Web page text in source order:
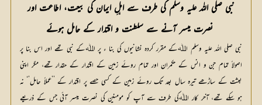
نبی صلی اللہ علیہ وسلم کی طرف سے اہلِ ایمان کی بیعت، اطاعت اور
نبی صلی اللہ علیہ وسلم اﷲکے مقرر کردہ نشانیوں کی بنا ء پر اﷲکے نبی تھے اور اس بنا پر
اصولاً تمام جن و انس کے حکمران اور تمام روئے زمین کے اقتدار کے حقدار تھے، مگر اپنی
بعثت کے ساڑھے تیرہ سال بعد تک روئے زمین کے کسی حصے پر اقتدار کے ’’عملاً حامل’‘ نہ
ہو سکے تھے، آخر کار اﷲکی طرف سے آپ کو مومنین کی نصرت میسر آئی جس کے ذریعے